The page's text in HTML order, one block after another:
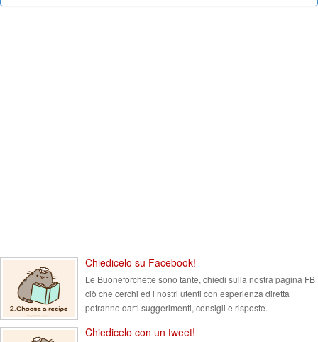
Chiedicelo su Facebook!
Le Buoneforchette sono tante, chiedi sulla nostra pagina FB
ciò che cerchi ed i nostri utenti con esperienza diretta
potranno darti suggerimenti, consigli e risposte.
Chiedicelo con un tweet!